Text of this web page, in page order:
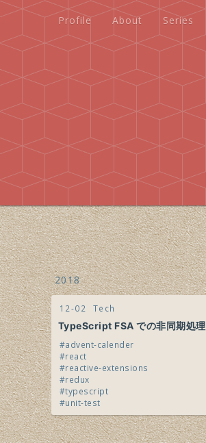
Profile About Series
2018
12-02 Tech
TypeScript FSA での非同期処理
advent-calender
react
reactive-extensions
redux
typescript
unit-test
Profile About Series Index